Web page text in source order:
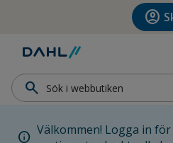
Hoppa till huvudinnehållet account_circle
search
info Välkommen! Logga in